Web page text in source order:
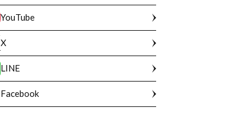
YouTube
X
LINE
Facebook